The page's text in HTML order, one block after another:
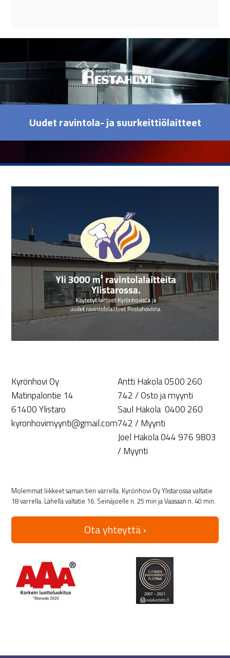
Uudet ravintola- ja suurkeittiölaitteet
Kyrönhovi Oy
Matinpalontie 14
61400 Ylistaro
kyronhovimyynti@gmail.com
Antti Hakola 0500 260
742 / Osto ja myynti
Saul Hakola 0400 260
742 / Myynti
Joel Hakola 044 976 9803
/ Myynti
Molemmat liikkeet saman tien varrella. Kyrönhovi Oy Ylistarossa valtatie
18 varrella. Lähellä valtatie 16. Seinäjoelle n. 25 min ja Vaasaan n. 40 min.
Ota yhteyttä ›